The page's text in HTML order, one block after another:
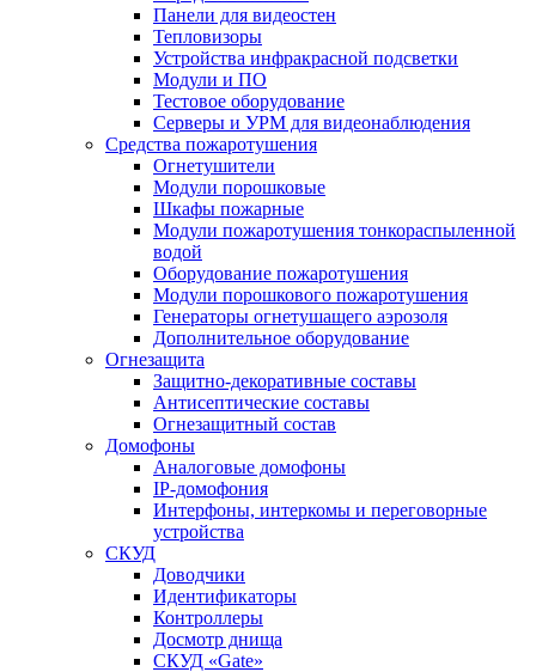
Панели для видеостен
Тепловизоры
Устройства инфракрасной подсветки
Модули и ПО
Тестовое оборудование
Серверы и УРМ для видеонаблюдения
Средства пожаротушения
Огнетушители
Модули порошковые
Шкафы пожарные
Модули пожаротушения тонкораспыленной
водой
Оборудование пожаротушения
Модули порошкового пожаротушения
Генераторы огнетушащего аэрозоля
Дополнительное оборудование
Огнезащита
Защитно-декоративные составы
Антисептические составы
Огнезащитный состав
Домофоны
Аналоговые домофоны
IP-домофония
Интерфоны, интеркомы и переговорные
устройства
СКУД
Доводчики
Идентификаторы
Контроллеры
Досмотр днища
СКУД «Gate»